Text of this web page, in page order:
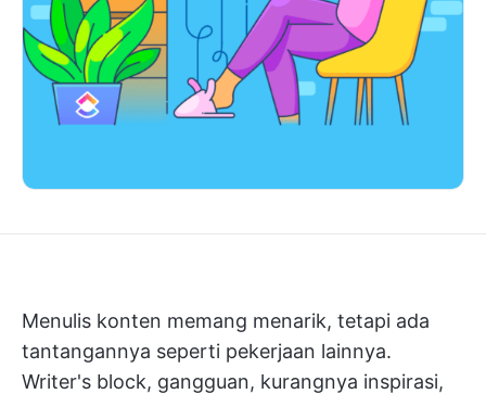
Menulis konten memang menarik, tetapi ada
tantangannya seperti pekerjaan lainnya.
Writer's block, gangguan, kurangnya inspirasi,